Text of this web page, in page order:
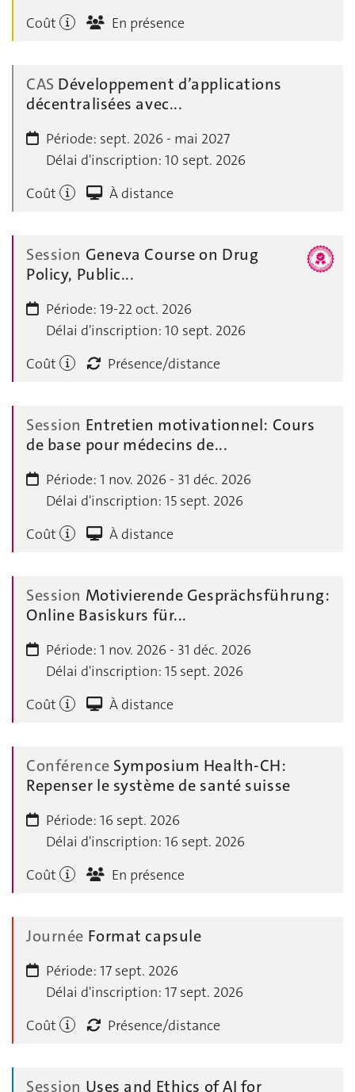
Coût
En présence
CAS Développement d’applications
décentralisées avec...
Période: sept. 2026 - mai 2027
Délai d'inscription: 10 sept. 2026
Coût
À distance
Session Geneva Course on Drug
Policy, Public...
Période: 19-22 oct. 2026
Délai d'inscription: 10 sept. 2026
Coût
Présence/distance
Session Entretien motivationnel: Cours
de base pour médecins de...
Période: 1 nov. 2026 - 31 déc. 2026
Délai d'inscription: 15 sept. 2026
Coût
À distance
Session Motivierende Gesprächsführung:
Online Basiskurs für...
Période: 1 nov. 2026 - 31 déc. 2026
Délai d'inscription: 15 sept. 2026
Coût
À distance
Conférence Symposium Health-CH:
Repenser le système de santé suisse
Période: 16 sept. 2026
Délai d'inscription: 16 sept. 2026
Coût
En présence
Journée Format capsule
Période: 17 sept. 2026
Délai d'inscription: 17 sept. 2026
Coût
Présence/distance
Session Uses and Ethics of AI for